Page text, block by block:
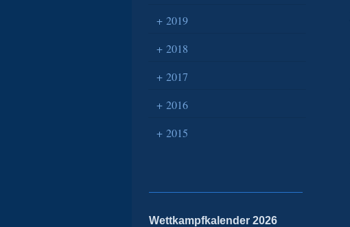
2019
2018
2017
2016
2015
Wettkampfkalender 2026